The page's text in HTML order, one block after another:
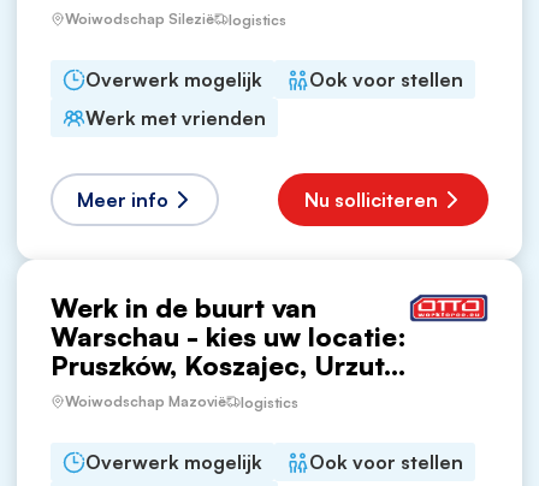
Woiwodschap Silezië logistics
Overwerk mogelijk
Ook voor stellen
Werk met vrienden
Meer info Nu solliciteren
Werk in de buurt van
Warschau - kies uw locatie:
Pruszków, Koszajec, Urzut...
Woiwodschap Mazovië logistics
Overwerk mogelijk Ook voor stellen